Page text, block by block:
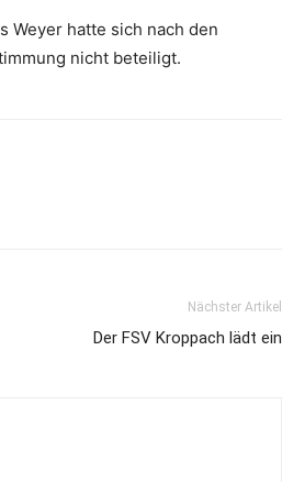
Weyer hatte sich nach den
nicht beteiligt.
Nächster Artikel
Der FSV Kroppach lädt ein